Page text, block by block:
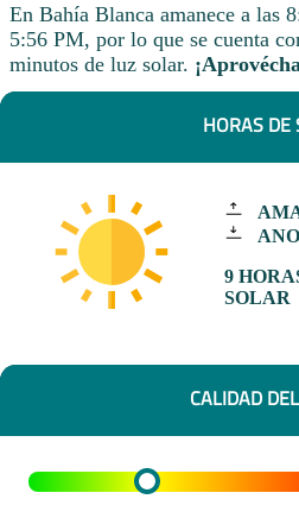
En Bahía Blanca amanece a las
5:56 PM, por lo que se cuenta
minutos de luz solar.
HORAS DE
9
SOLAR
CALIDAD